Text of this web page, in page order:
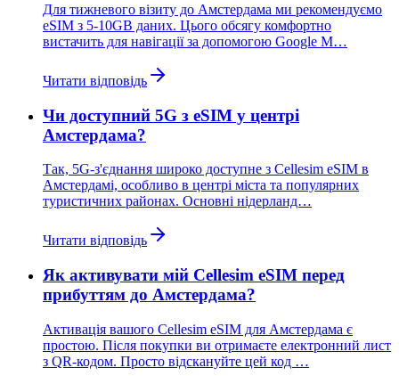
Для тижневого візиту до Амстердама ми рекомендуємо
eSIM з 5-10GB даних. Цього обсягу комфортно
вистачить для навігації за допомогою Google M…
Читати відповідь
Чи доступний 5G з eSIM у центрі
Амстердама?
Так, 5G-з'єднання широко доступне з Cellesim eSIM в
Амстердамі, особливо в центрі міста та популярних
туристичних районах. Основні нідерланд…
Читати відповідь
Як активувати мій Cellesim eSIM перед
прибуттям до Амстердама?
Активація вашого Cellesim eSIM для Амстердама є
простою. Після покупки ви отримаєте електронний лист
з QR-кодом. Просто відскануйте цей код …